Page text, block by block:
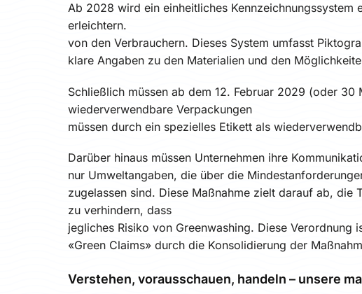
Ab 2028 wird ein einheitliches
erleichtern.
von den Verbrauchern. Dieses System umfasst
klare Angaben zu den Materialien und den
Schließlich müssen ab dem 12. Februar 2029 (oder
wiederverwendbare Verpackungen
müssen durch ein spezielles Etikett als
Darüber hinaus müssen Unternehmen ihre
nur Umweltangaben, die über die
zugelassen sind. Diese Maßnahme zielt darauf ab, die
zu verhindern, dass
jegliches Risiko von Greenwashing. Diese Verordnung
«Green Claims» durch die Konsolidierung der
Verstehen, vorausschauen, handeln – unsere